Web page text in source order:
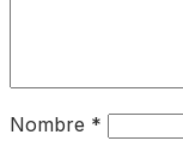
Nombre *